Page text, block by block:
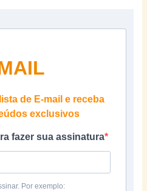
de E-mail e receba
exclusivos
fazer sua assinatura
Por exemplo: